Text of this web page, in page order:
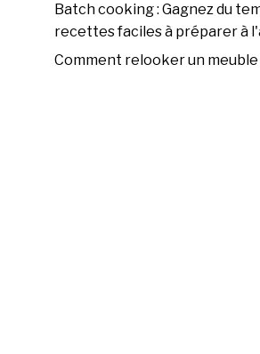
Batch cooking : Gagnez du
recettes faciles à préparer à
Comment relooker un